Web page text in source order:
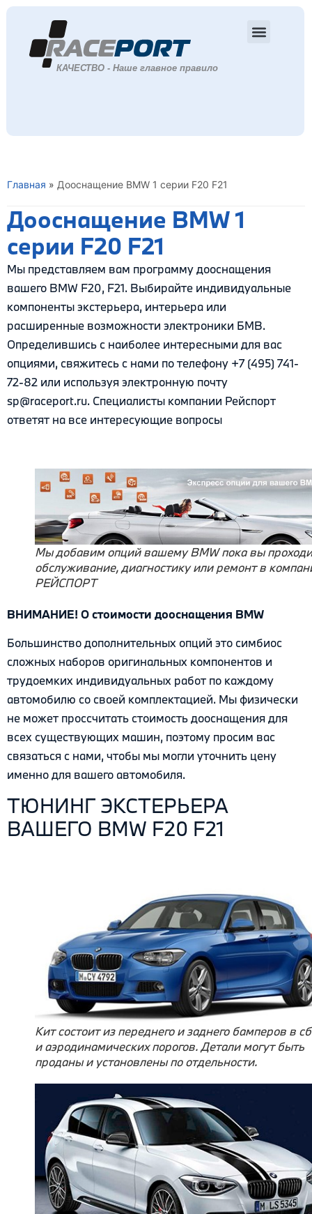
Главная » Дооснащение BMW 1 серии F20 F21
Дооснащение BMW 1
серии F20 F21
Мы представляем вам программу дооснащения
вашего BMW F20, F21. Выбирайте индивидуальные
компоненты экстерьера, интерьера или
расширенные возможности электроники БМВ.
Определившись с наиболее интересными для вас
опциями, свяжитесь с нами по телефону +7 (495) 741-
72-82 или используя электронную почту
sp@raceport.ru. Специалисты компании Рейспорт
ответят на все интересующие вопросы
Мы добавим опций вашему BMW пока вы
обслуживание, диагностику или ремонт в
РЕЙСПОРТ
ВНИМАНИЕ! О стоимости дооснащения BMW
Большинство дополнительных опций это симбиос
сложных наборов оригинальных компонентов и
трудоемких индивидуальных работ по каждому
автомобилю cо своей комплектацией. Мы физически
не может проссчитать стоимость дооснащения для
всех существующих машин, поэтому просим вас
связаться с нами, чтобы мы могли уточнить цену
именно для вашего автомобиля.
ТЮНИНГ ЭКСТЕРЬЕРА
ВАШЕГО BMW F20 F21
Кит состоит из переднего и заднего бамперов в
и аэродинамических порогов. Детали могут быть
проданы и установлены по отдельности.